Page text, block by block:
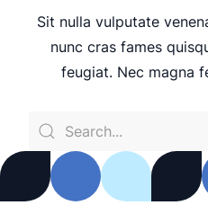
Sit nulla vulputate
nunc cras fames
feugiat. Nec magna